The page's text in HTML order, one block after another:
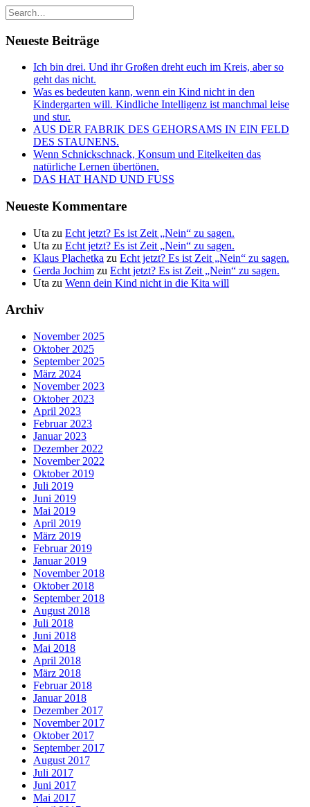
Neueste Beiträge
Ich bin drei. Und ihr Großen dreht euch im Kreis, aber so
geht das nicht.
Was es bedeuten kann, wenn ein Kind nicht in den
Kindergarten will. Kindliche Intelligenz ist manchmal leise
und stur.
AUS DER FABRIK DES GEHORSAMS IN EIN FELD
DES STAUNENS.
Wenn Schnickschnack, Konsum und Eitelkeiten das
natürliche Lernen übertönen.
DAS HAT HAND UND FUSS
Neueste Kommentare
Uta zu Echt jetzt? Es ist Zeit „Nein“ zu sagen.
Uta zu Echt jetzt? Es ist Zeit „Nein“ zu sagen.
Klaus Plachetka zu Echt jetzt? Es ist Zeit „Nein“ zu sagen.
Gerda Jochim zu Echt jetzt? Es ist Zeit „Nein“ zu sagen.
Uta zu Wenn dein Kind nicht in die Kita will
Archiv
November 2025
Oktober 2025
September 2025
März 2024
November 2023
Oktober 2023
April 2023
Februar 2023
Januar 2023
Dezember 2022
November 2022
Oktober 2019
Juli 2019
Juni 2019
Mai 2019
April 2019
März 2019
Februar 2019
Januar 2019
November 2018
Oktober 2018
September 2018
August 2018
Juli 2018
Juni 2018
Mai 2018
April 2018
März 2018
Februar 2018
Januar 2018
Dezember 2017
November 2017
Oktober 2017
September 2017
August 2017
Juli 2017
Juni 2017
Mai 2017